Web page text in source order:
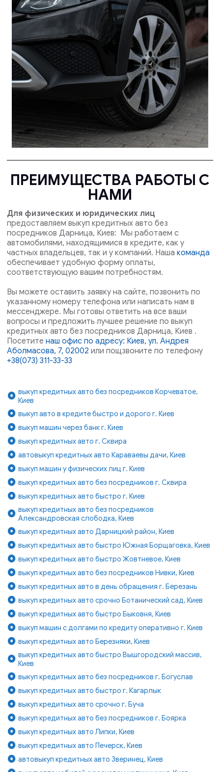
ПРЕИМУЩЕСТВА РАБОТЫ С
НАМИ
Для физических и юридических лиц
предоставляем выкуп кредитных авто без
посредников Дарница, Киев: Мы работаем с
автомобилями, находящимися в кредите, как у
частных владельцев, так и у компаний. Нашакоманда
обеспечивает удобную форму оплаты,
соответствующую вашим потребностям.
Вы можете оставить заявку на сайте, позвонить по
указанному номеру телефона или написать нам в
мессенджере. Мы готовы ответить на все ваши
вопросы и предложить лучшее решение по выкуп
кредитных авто без посредников Дарница, Киев .
Посетитенаш офис по адресу: Киев, ул. Андрея
Аболмасова, 7, 02002 или пощзвоните по телефону
+38(073) 311-33-33
выкуп кредитных авто без посредников Корчеватое,
Киев
выкуп авто в кредите быстро и дорого г. Киев
выкуп машин через банк г. Киев
выкуп кредитных авто г. Сквира
автовыкуп кредитных авто Караваевы дачи, Киев
выкуп машин у физических лиц г. Киев
выкуп кредитных авто без посредников г. Сквира
выкуп кредитных авто быстро г. Киев
выкуп кредитных авто без посредников
Александровская слободка, Киев
выкуп кредитных авто Дарницкий район, Киев
выкуп кредитных авто быстро Южная Борщаговка, Киев
выкуп кредитных авто быстро Жовтневое, Киев
выкуп кредитных авто без посредников Нивки, Киев
выкуп кредитных авто в день обращения г. Березань
выкуп кредитных авто срочно Ботанический сад, Киев
выкуп кредитных авто быстро Быковня, Киев
выкуп машин с долгами по кредиту оперативно г. Киев
выкуп кредитных авто Березняки, Киев
выкуп кредитных авто быстро Вышгородский массив,
Киев
выкуп кредитных авто без посредников г. Богуслав
выкуп кредитных авто быстро г. Кагарлык
выкуп кредитных авто срочно г. Буча
выкуп кредитных авто без посредников г. Боярка
выкуп кредитных авто Липки, Киев
выкуп кредитных авто Печерск, Киев
автовыкуп кредитных авто Зверинец, Киев